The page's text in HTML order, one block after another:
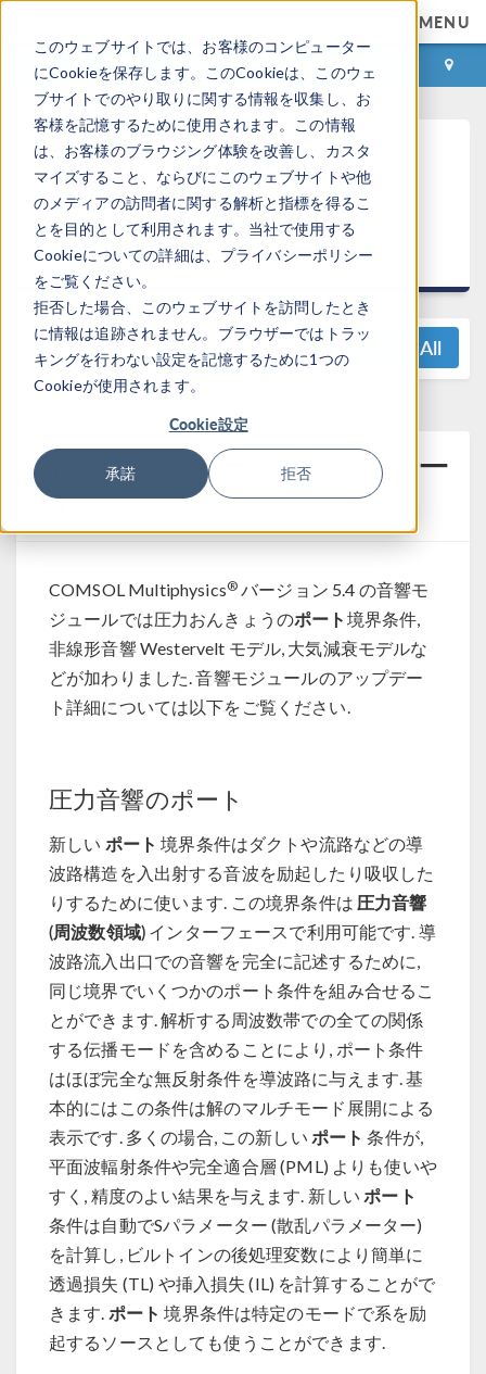
このウェブサイトでは、お客様のコンピューター
にCookieを保存します。このCookieは、このウェ
ブサイトでのやり取りに関する情報を収集し、お
客様を記憶するために使用されます。この情報
は、お客様のブラウジング体験を改善し、カスタ
マイズすること、ならびにこのウェブサイトや他
のメディアの訪問者に関する解析と指標を得るこ
とを目的として利用されます。当社で使用する
Cookieについての詳細は、プライバシーポリシー
をご覧ください。
拒否した場合、このウェブサイトを訪問したとき
に情報は追跡されません。ブラウザーではトラッ
キングを行わない設定を記憶するために1つの
Cookieが使用されます。
Cookie設定
承諾 拒否
MENU
ログイン お問い合わせ
COMSOL
Multiphysics®
5.4 リリース
ハイライト
View All
音響モジュールアップデー
ト
COMSOL Multiphysics® バージョン 5.4 の音響モ
ジュールでは圧力おんきょうのポート 境界条件,
非線形音響 Westervelt モデル, 大気減衰モデルな
どが加わりました. 音響モジュールのアップデー
ト詳細については以下をご覧ください.
圧力音響のポート
新しい ポート 境界条件はダクトや流路などの導
波路構造を入出射する音波を励起したり吸収した
りするために使います. この境界条件は 圧力音響
(周波数領域) インターフェースで利用可能です. 導
波路流入出口での音響を完全に記述するために,
同じ境界でいくつかのポート条件を組み合せるこ
とができます. 解析する周波数帯での全ての関係
する伝播モードを含めることにより, ポート条件
はほぼ完全な無反射条件を導波路に与えます. 基
本的にはこの条件は解のマルチモード展開による
表示です. 多くの場合, この新しい ポート 条件が,
平面波輻射条件や完全適合層 (PML) よりも使いや
すく, 精度のよい結果を与えます. 新しいポート
条件は自動でSパラメーター (散乱パラメーター)
を計算し, ビルトインの後処理変数により簡単に
透過損失 (TL) や挿入損失 (IL) を計算することがで
きます. ポート 境界条件は特定のモードで系を励
起するソースとしても使うことができます.